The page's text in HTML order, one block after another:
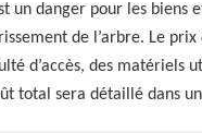
Espaces Verts est
vos arbres,
un danger pour les biens
de l’arbre. Le prix
d’accès, des matériels
total sera détaillé dans